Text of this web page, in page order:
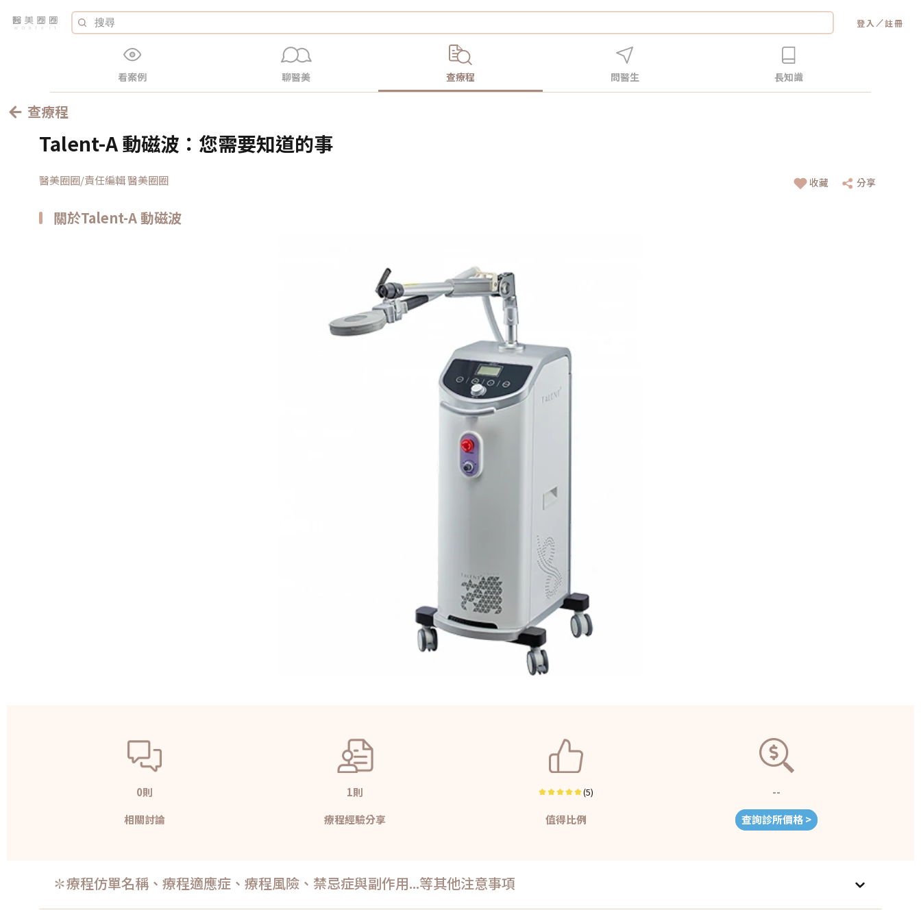
登入 ／註冊
看案例 聊醫美 查療程 問醫生 長知識
查療程
Talent-A 動磁波：您需要知道的事
醫美圈圈/責任編輯 醫美圈圈 收藏 分享
關於Talent-A 動磁波
0則
相關討論
1則
療程經驗分享
(5)
值得比例
--
查詢診所價格 >
✽療程仿單名稱、療程適應症、療程風險、禁忌症與副作用...等其他注意事項